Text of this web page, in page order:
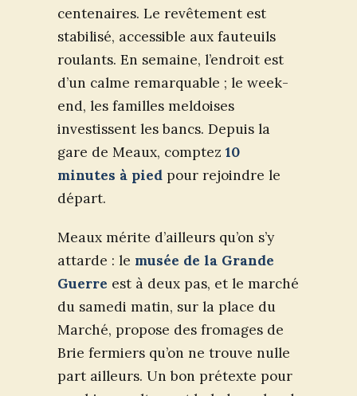
centenaires. Le revêtement est
stabilisé, accessible aux fauteuils
roulants. En semaine, l’endroit est
d’un calme remarquable ; le week-
end, les familles meldoises
investissent les bancs. Depuis la
gare de Meaux, comptez 10
minutes à pied pour rejoindre le
départ.
Meaux mérite d’ailleurs qu’on s’y
attarde : le musée de la Grande
Guerre est à deux pas, et le marché
du samedi matin, sur la place du
Marché, propose des fromages de
Brie fermiers qu’on ne trouve nulle
part ailleurs. Un bon prétexte pour